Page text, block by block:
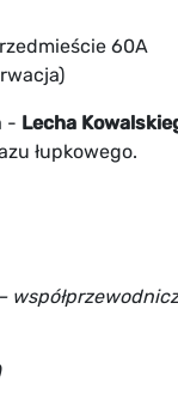
60A
- Lecha
łupkowego.